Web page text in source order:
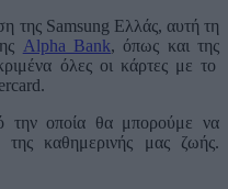
της Samsung Ελλάς, αυτή τη
Alpha Bank, όπως και της
όλες οι κάρτες με το
την οποία θα μπορούμε να
της καθημερινής μας ζωής.